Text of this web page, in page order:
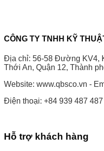
CÔNG TY TNHH KỸ
Địa chỉ: 56-58 Đường KV4,
Thới An, Quận 12, Thành
Website: www.qbsco.vn -
Điện thoại: +84 939 487 487
Hỗ trợ khách hàng